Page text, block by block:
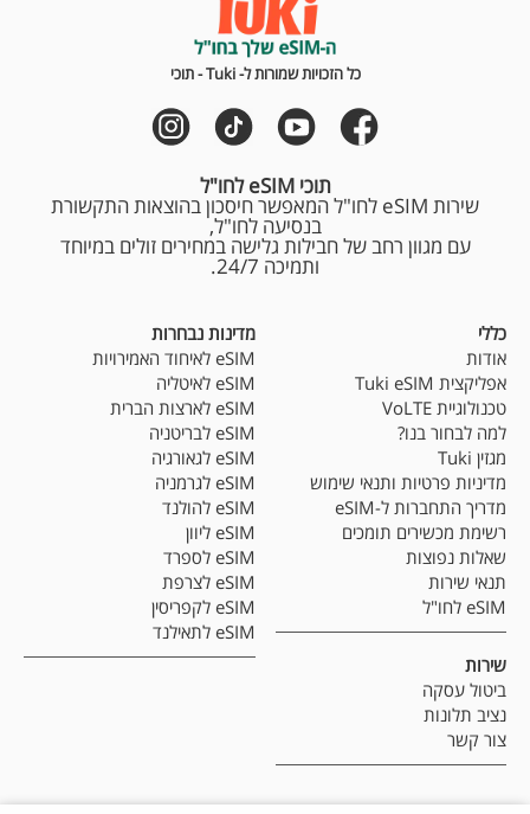
כל הזכויות שמורות ל- Tuki - תוכי
תוכי eSIM לחו"ל
שירות eSIM לחו"ל המאפשר חיסכון בהוצאות התקשורת
בנסיעה לחו"ל,
עם מגוון רחב של חבילות גלישה במחירים זולים במיוחד
ותמיכה 24/7.
כללי
אודות
אפליקצית Tuki eSIM
טכנולוגיית VoLTE
למה לבחור בנו?
מגזין Tuki
מדיניות פרטיות ותנאי שימוש
מדריך התחברות ל-eSIM
רשימת מכשירים תומכים
שאלות נפוצות
תנאי שירות
eSIM לחו"ל
שירות
ביטול עסקה
נציב תלונות
צור קשר
מדינות נבחרות
eSIM לאיחוד האמירויות
eSIM לאיטליה
eSIM לארצות הברית
eSIM לבריטניה
eSIM לגאורגיה
eSIM לגרמניה
eSIM להולנד
eSIM ליוון
eSIM לספרד
eSIM לצרפת
eSIM לקפריסין
eSIM לתאילנד